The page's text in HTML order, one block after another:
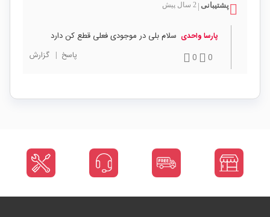
پشتیبانی 2 سال پیش
پارسا واحدی سلام بلی در موجودی فعلی قطع کن دارد
0
0 پاسخ | گزارش